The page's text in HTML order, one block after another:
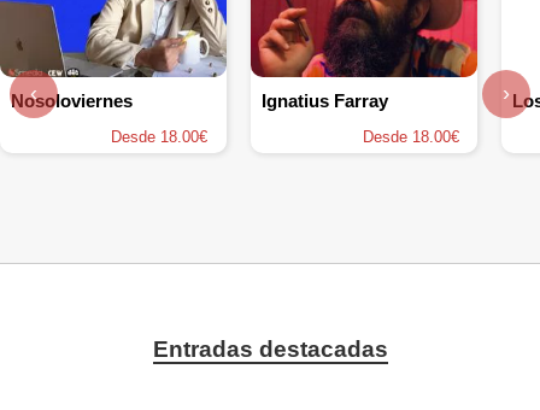
Nosoloviernes
Desde 18.00€
Ignatius Farray
Desde 18.00€
‹ ›
Entradas destacadas